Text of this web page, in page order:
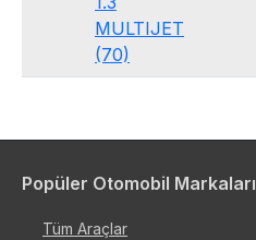
MULTIJET
(70)
Popüler Otomobil Markaları
Tüm Araçlar